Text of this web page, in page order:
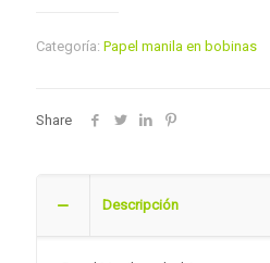
Categoría: Papel manila en bobinas
Share
Descripción